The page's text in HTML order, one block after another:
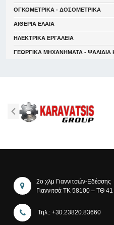
ΟΓΚΟΜΕΤΡΙΚΑ - ΔΟΣΟΜΕΤΡΙΚΑ
ΑΙΘΕΡΙΑ ΕΛΑΙΑ
ΗΛΕΚΤΡΙΚΑ ΕΡΓΑΛΕΙΑ
ΓΕΩΡΓΙΚΑ ΜΗΧΑΝΗΜΑΤΑ -
2ο χλμ Γιαννιτσών-Εδέσσης
Γιαννιτσά ΤΚ 58100 – ΤΘ 41
Τηλ.: +30.23820.83660